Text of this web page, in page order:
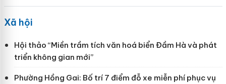
Xã hội
Hội thảo “Miền trầm tích văn hoá biển Đầm Hà và phát
triển không gian mới”
Phường Hồng Gai: Bố trí 7 điểm đỗ xe miễn phí phục vụ